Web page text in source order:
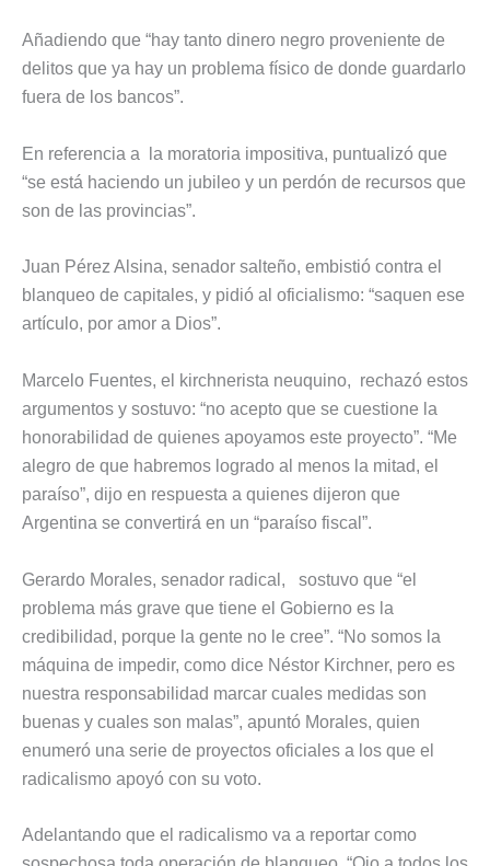
Añadiendo que “hay tanto dinero negro proveniente de
delitos que ya hay un problema físico de donde guardarlo
fuera de los bancos”.
En referencia a la moratoria impositiva, puntualizó que
“se está haciendo un jubileo y un perdón de recursos que
son de las provincias”.
Juan Pérez Alsina, senador salteño, embistió contra el
blanqueo de capitales, y pidió al oficialismo: “saquen ese
artículo, por amor a Dios”.
Marcelo Fuentes, el kirchnerista neuquino, rechazó estos
argumentos y sostuvo: “no acepto que se cuestione la
honorabilidad de quienes apoyamos este proyecto”. “Me
alegro de que habremos logrado al menos la mitad, el
paraíso”, dijo en respuesta a quienes dijeron que
Argentina se convertirá en un “paraíso fiscal”.
Gerardo Morales, senador radical, sostuvo que “el
problema más grave que tiene el Gobierno es la
credibilidad, porque la gente no le cree”. “No somos la
máquina de impedir, como dice Néstor Kirchner, pero es
nuestra responsabilidad marcar cuales medidas son
buenas y cuales son malas”, apuntó Morales, quien
enumeró una serie de proyectos oficiales a los que el
radicalismo apoyó con su voto.
Adelantando que el radicalismo va a reportar como